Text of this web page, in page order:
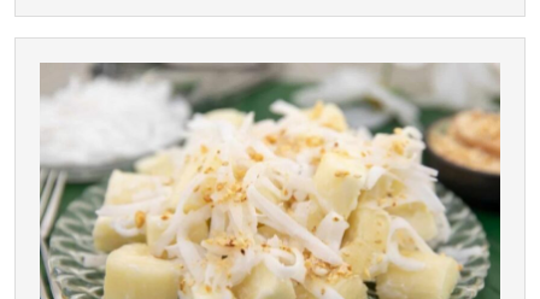
Cho
Chuyến
Lịch
Tràng
An
3
Ngày
2